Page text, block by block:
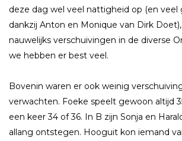
deze dag wel veel nattigheid op (en veel
dankzij Anton en Monique van Dirk
nauwelijks verschuivingen in de diverse
we hebben er best veel.
Bovenin waren er ook weinig
verwachten. Foeke speelt gewoon altijd
een keer 34 of 36. In B zijn Sonja en
allang ontstegen. Hooguit kon iemand